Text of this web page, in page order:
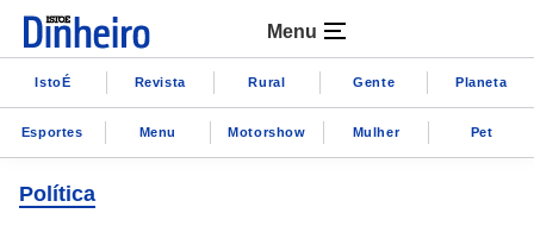
Menu
IstoÉ Revista Rural Gente Planeta
Esportes Menu Motorshow Mulher Pet
Política